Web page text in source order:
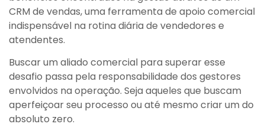
CRM de vendas, uma ferramenta de apoio comercial
indispensável na rotina diária de vendedores e
atendentes.
Buscar um aliado comercial para superar esse
desafio passa pela responsabilidade dos gestores
envolvidos na operação. Seja aqueles que buscam
aperfeiçoar seu processo ou até mesmo criar um do
absoluto zero.